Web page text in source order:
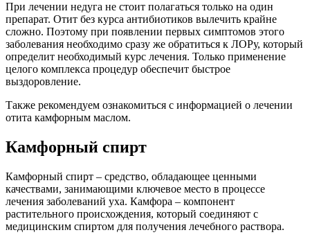
При лечении недуга не стоит полагаться только на один
препарат. Отит без курса антибиотиков вылечить крайне
сложно. Поэтому при появлении первых симптомов этого
заболевания необходимо сразу же обратиться к ЛОРу, который
определит необходимый курс лечения. Только применение
целого комплекса процедур обеспечит быстрое
выздоровление.
Также рекомендуем ознакомиться с информацией о лечении
отита камфорным маслом.
Камфорный спирт
Камфорный спирт – средство, обладающее ценными
качествами, занимающими ключевое место в процессе
лечения заболеваний уха. Камфора – компонент
растительного происхождения, который соединяют с
медицинским спиртом для получения лечебного раствора.